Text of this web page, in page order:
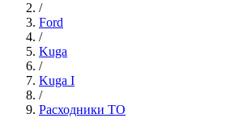
/
Ford
/
Kuga
/
Kuga I
/
Расходники ТО